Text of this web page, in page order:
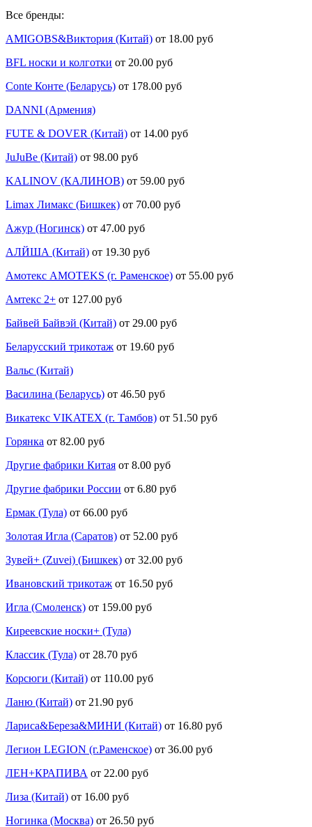
Все бренды:
AMIGOBS&Виктория (Китай) от 18.00 руб
BFL носки и колготки от 20.00 руб
Conte Конте (Беларусь) от 178.00 руб
DANNI (Армения)
FUTE & DOVER (Китай) от 14.00 руб
JuJuBe (Китай) от 98.00 руб
KALINOV (КАЛИНОВ) от 59.00 руб
Limax Лимакс (Бишкек) от 70.00 руб
Ажур (Ногинск) от 47.00 руб
АЛЙША (Китай) от 19.30 руб
Амотекс AMOTEKS (г. Раменское) от 55.00 руб
Амтекс 2+ от 127.00 руб
Байвей Байвэй (Китай) от 29.00 руб
Беларусский трикотаж от 19.60 руб
Вальс (Китай)
Василина (Беларусь) от 46.50 руб
Викатекс VIKATEX (г. Тамбов) от 51.50 руб
Горянка от 82.00 руб
Другие фабрики Китая от 8.00 руб
Другие фабрики России от 6.80 руб
Ермак (Тула) от 66.00 руб
Золотая Игла (Саратов) от 52.00 руб
Зувей+ (Zuvei) (Бишкек) от 32.00 руб
Ивановский трикотаж от 16.50 руб
Игла (Смоленск) от 159.00 руб
Киреевские носки+ (Тула)
Классик (Тула) от 28.70 руб
Корсюги (Китай) от 110.00 руб
Ланю (Китай) от 21.90 руб
Лариса&Береза&МИНИ (Китай) от 16.80 руб
Легион LEGION (г.Раменское) от 36.00 руб
ЛЕН+КРАПИВА от 22.00 руб
Лиза (Китай) от 16.00 руб
Ногинка (Москва) от 26.50 руб